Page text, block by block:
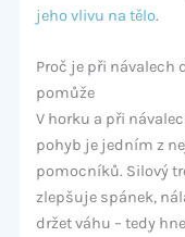
jeho vlivu na tělo.
Proč je při návalech
pomůže
V horku a při
pohyb je jedním z
pomocníků. Silový
zlepšuje spánek,
držet váhu – tedy